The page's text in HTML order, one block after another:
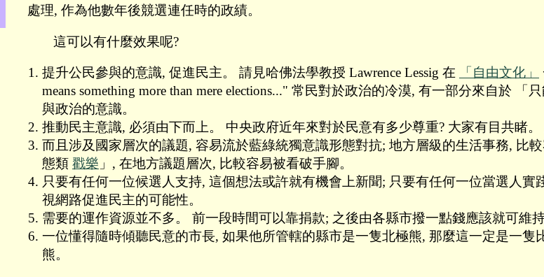
English處理, 作為他數年後競選連任時的政績。
這可以有什麼效果呢?
提升公民參與的意識, 促進民主。 請見哈佛法學教授 Lawrence Lessig 在 「自由文化」
means something more than mere elections..." 常民對於政治的冷漠, 有一部分來自於
與政治的意識。
推動民主意識, 必須由下而上。 中央政府近年來對於民意有多少尊重? 大家有目共睹
而且涉及國家層次的議題, 容易流於藍綠統獨意識形態對抗; 地方層級的生活事務, 比
態類 戳樂 」, 在地方議題層次, 比較容易被看破手腳。
只要有任何一位候選人支持, 這個想法或許就有機會上新聞; 只要有任何一位當選人
視網路促進民主的可能性。
需要的運作資源並不多。 前一段時間可以靠捐款; 之後由各縣市撥一點錢應該就可維
一位懂得隨時傾聽民意的市長, 如果他所管轄的縣市是一隻北極熊, 那麼這一定是一隻
熊。